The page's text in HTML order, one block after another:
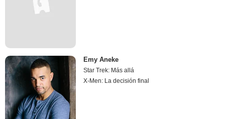
Emy Aneke
Star Trek: Más allá
X-Men: La decisión final